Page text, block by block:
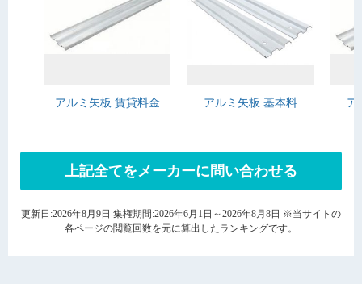
アルミ矢板 賃貸料金 アルミ矢板 基本料 ア
上記全てをメーカーに問い合わせる
更新日:2026年8月9日 集権期間:2026年6月1日～2026年8月8日 ※当サイトの
各ページの閲覧回数を元に算出したランキングです。